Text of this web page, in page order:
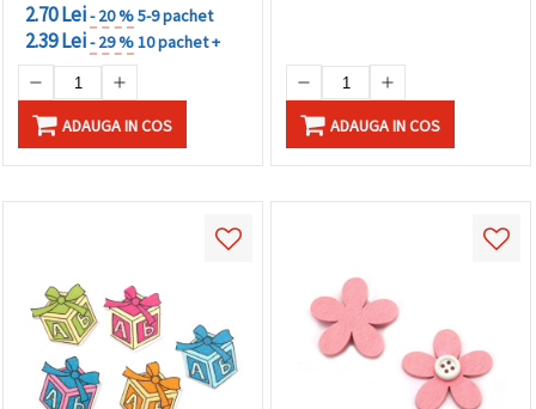
2.70 Lei- 20 %5-9 pachet
2.39 Lei- 29 %10 pachet +
ADAUGA IN COS ADAUGA IN COS